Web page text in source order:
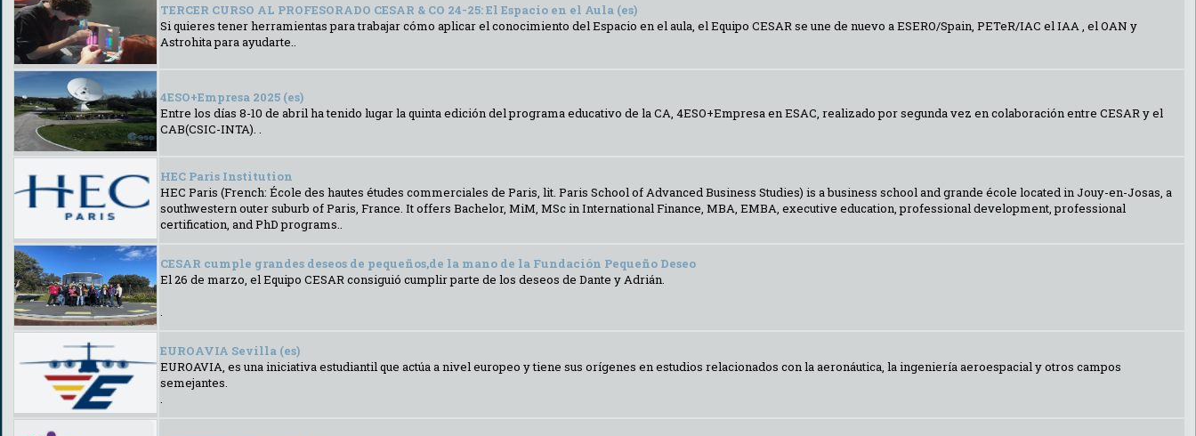
TERCER CURSO AL PROFESORADO CESAR & CO 24-25: El Espacio en el Aula (es)
Si quieres tener herramientas para trabajar cómo aplicar el conocimiento del Espacio en el aula, el Equipo CESAR se une de nuevo a ESERO/Spain, PETeR/IAC el IAA , el OAN y
Astrohita para ayudarte..
4ESO+Empresa 2025 (es)
Entre los días 8-10 de abril ha tenido lugar la quinta edición del programa educativo de la CA, 4ESO+Empresa en ESAC, realizado por segunda vez en colaboración entre CESAR y el
CAB(CSIC-INTA). .
HEC Paris Institution
HEC Paris (French: École des hautes études commerciales de Paris, lit. Paris School of Advanced Business Studies) is a business school and grande école located in Jouy-en-Josas, a
southwestern outer suburb of Paris, France. It offers Bachelor, MiM, MSc in International Finance, MBA, EMBA, executive education, professional development, professional
certification, and PhD programs..
CESAR cumple grandes deseos de pequeños,de la mano de la Fundación Pequeño Deseo
El 26 de marzo, el Equipo CESAR consiguió cumplir parte de los deseos de Dante y Adrián.
.
EUROAVIA Sevilla (es)
EUROAVIA, es una iniciativa estudiantil que actúa a nivel europeo y tiene sus orígenes en estudios relacionados con la aeronáutica, la ingeniería aeroespacial y otros campos
semejantes.
.